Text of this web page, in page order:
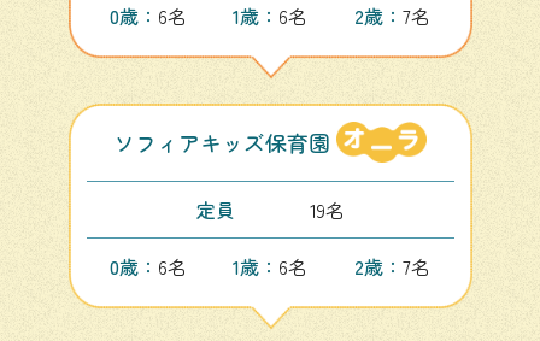
0歳： 6名 1歳： 6名 2歳：7名
ソフィアキッズ保育園
定員
19名
0歳： 6名 1歳： 6名 2歳：7名